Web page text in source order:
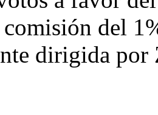
comisión del
dirigida por